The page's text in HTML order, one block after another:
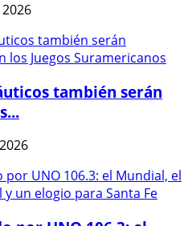
2026
también serán